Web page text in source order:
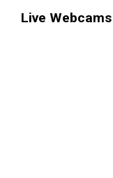
Live Webcams